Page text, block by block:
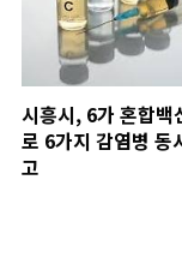
시흥시, 6가 혼합백
로 6가지 감염병 동
고